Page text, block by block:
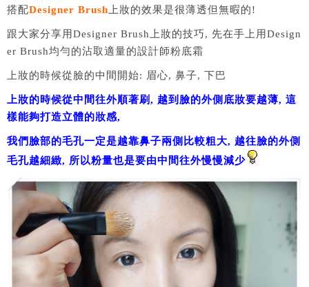
搭配Designer Brush 上妝的效果是很薄透但無暇的!
跟大家分享用Designer Brush上妝的技巧, 先在手上用Design
er Brush均勻的沾取適量的設計師粉底霜
上妝的時候從臉的中間開始: 眉心, 鼻子, 下巴
上妝的時候從中間往外順著刷, 越到臉的外側底妝要越薄, 這
樣能夠打造立體的妝感,
我們臉部的毛孔一定是越靠鼻子兩側比較粗大, 越往臉的外側
毛孔越細緻, 所以粉量也是要由中間往外慢慢減少